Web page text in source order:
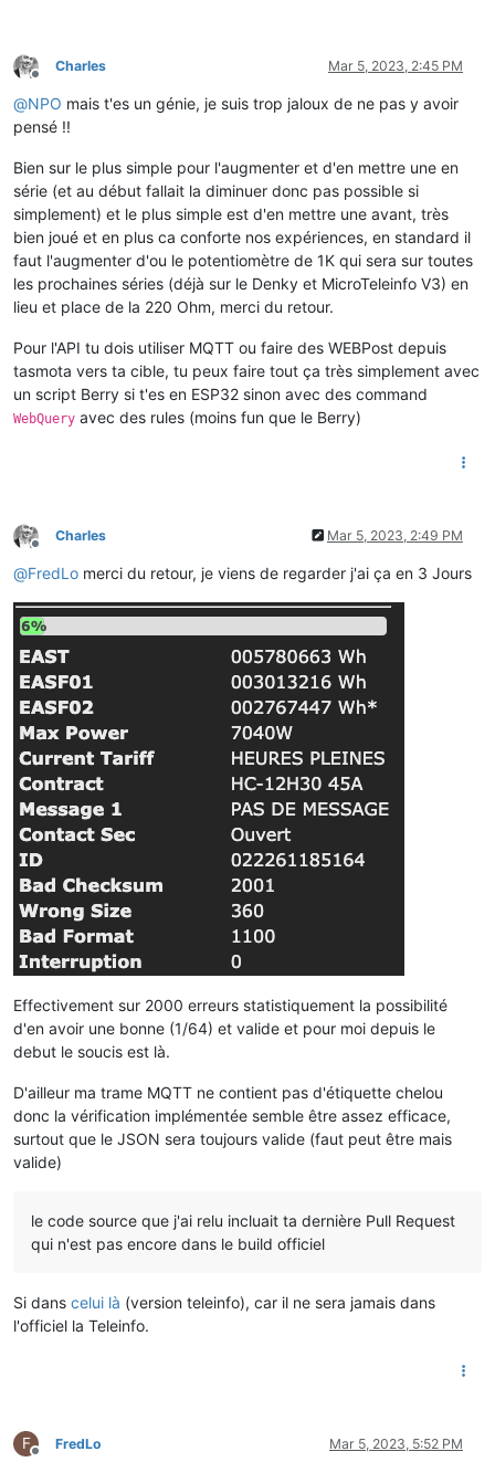
Offline
Charles Mar 5, 2023, 2:45 PM
@NPO mais t'es un génie, je suis trop jaloux de ne pas y avoir
pensé !!
Bien sur le plus simple pour l'augmenter et d'en mettre une en
série (et au début fallait la diminuer donc pas possible si
simplement) et le plus simple est d'en mettre une avant, très
bien joué et en plus ca conforte nos expériences, en standard il
faut l'augmenter d'ou le potentiomètre de 1K qui sera sur toutes
les prochaines séries (déjà sur le Denky et MicroTeleinfo V3) en
lieu et place de la 220 Ohm, merci du retour.
Pour l'API tu dois utiliser MQTT ou faire des WEBPost depuis
tasmota vers ta cible, tu peux faire tout ça très simplement avec
un script Berry si t'es en ESP32 sinon avec des command
WebQuery avec des rules (moins fun que le Berry)
Offline
Charles Mar 5, 2023, 2:49 PM
@FredLo merci du retour, je viens de regarder j'ai ça en 3 Jours
Effectivement sur 2000 erreurs statistiquement la possibilité
d'en avoir une bonne (1/64) et valide et pour moi depuis le
debut le soucis est là.
D'ailleur ma trame MQTT ne contient pas d'étiquette chelou
donc la vérification implémentée semble être assez efficace,
surtout que le JSON sera toujours valide (faut peut être mais
valide)
le code source que j'ai relu incluait ta dernière Pull Request
qui n'est pas encore dans le build officiel
Si dans celui là (version teleinfo), car il ne sera jamais dans
l'officiel la Teleinfo.
F FredLo Mar 5, 2023, 5:52 PM